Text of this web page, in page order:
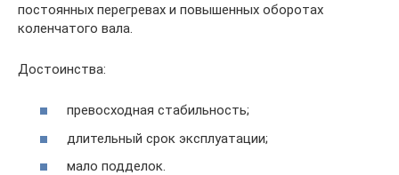
постоянных перегревах и повышенных оборотах
коленчатого вала.
Достоинства:
превосходная стабильность;
длительный срок эксплуатации;
мало подделок.